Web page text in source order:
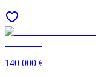
140 000 €